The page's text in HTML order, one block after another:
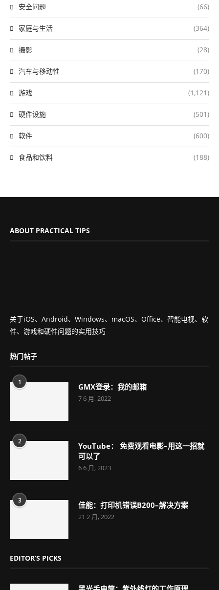
安全问题 (66)
家庭与生活 (364)
摄影 (28)
汽车与移动性 (170)
游戏 (1,121)
硬件设施 (501)
软件 (600)
食品和饮料 (188)
ABOUT PRACTICAL TIPS
关于iOS、Android、Windows、macOS、Office、智能电视、软
件、游戏和硬件问题的实用技巧
热门帖子
1 GMX登录：我的邮箱
7 6 月, 2022
2
YouTube： 免费观看电影–用这一招就
可以了
6 6 月, 2023
3 佳能：打印机错误B200–解决方案
21 2 月, 2022
EDITOR’S PICKS